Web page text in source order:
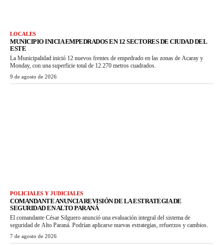
LOCALES
MUNICIPIO INICIA EMPEDRADOS EN 12 SECTORES DE CIUDAD DEL
ESTE
La Municipalidad inició 12 nuevos frentes de empedrado en las zonas de Acaray y
Monday, con una superficie total de 12.270 metros cuadrados.
9 de agosto de 2026
POLICIALES Y JUDICIALES
COMANDANTE ANUNCIA REVISIÓN DE LA ESTRATEGIA DE
SEGURIDAD EN ALTO PARANÁ
El comandante César Silguero anunció una evaluación integral del sistema de
seguridad de Alto Paraná. Podrían aplicarse nuevas estrategias, refuerzos y cambios.
7 de agosto de 2026